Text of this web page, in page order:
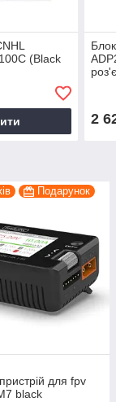
(Black
2
Подарунок
для fpv
black